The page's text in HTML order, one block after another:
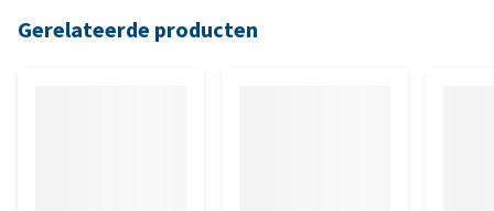
Gerelateerde producten